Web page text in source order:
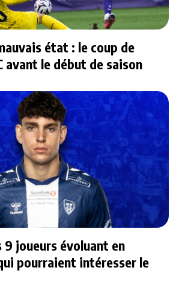
état : le coup de
avant le début de saison
9 joueurs évoluant en
pourraient intéresser le